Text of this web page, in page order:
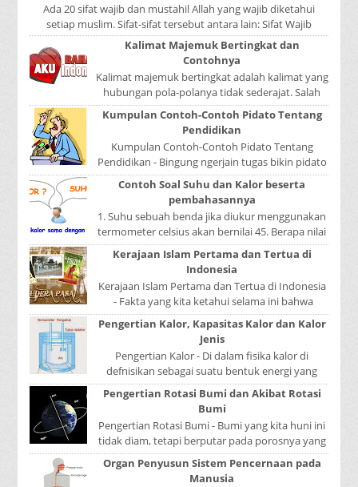
Ada 20 sifat wajib dan mustahil Allah yang wajib diketahui
setiap muslim. Sifat-sifat tersebut antara lain: Sifat Wajib
Tulisan A...
Kalimat Majemuk Bertingkat dan
Contohnya
Kalimat majemuk bertingkat adalah kalimat yang
hubungan pola-polanya tidak sederajat. Salah
satu pola menduduki sebagai induk kalimat, se...
Kumpulan Contoh-Contoh Pidato Tentang
Pendidikan
Kumpulan Contoh-Contoh Pidato Tentang
Pendidikan - Bingung ngerjain tugas bikin pidato
sekolah? Atau sedang nyari kumpulan contoh-
contoh ...
Contoh Soal Suhu dan Kalor beserta
pembahasannya
1. Suhu sebuah benda jika diukur menggunakan
termometer celsius akan bernilai 45. Berapa nilai
yang ditunjukkan oleh termometer Reamur, ...
Kerajaan Islam Pertama dan Tertua di
Indonesia
Kerajaan Islam Pertama dan Tertua di Indonesia
- Fakta yang kita ketahui selama ini bahwa
kerajaan Samudera Pasai merupakan kerajaan ...
Pengertian Kalor, Kapasitas Kalor dan Kalor
Jenis
Pengertian Kalor - Di dalam fisika kalor di
defnisikan sebagai suatu bentuk energi yang
dapat berpindah atau mengalir dari benda yang
...
Pengertian Rotasi Bumi dan Akibat Rotasi
Bumi
Pengertian Rotasi Bumi - Bumi yang kita huni ini
tidak diam, tetapi berputar pada porosnya yang
disebut rotasi bumi. Waktu yang diperlukan...
Organ Penyusun Sistem Pencernaan pada
Manusia